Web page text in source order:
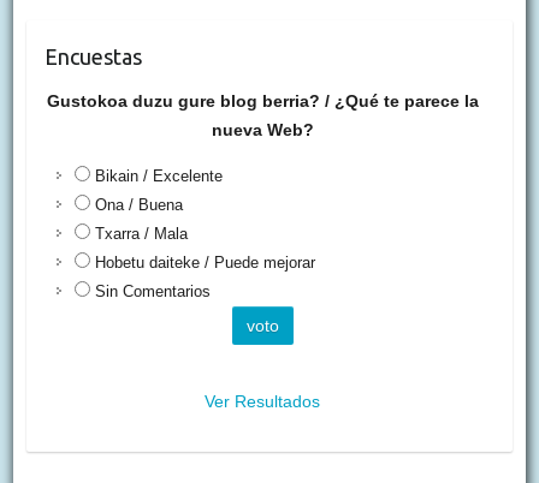
Encuestas
Gustokoa duzu gure blog berria? / ¿Qué te parece la
nueva Web?
Bikain / Excelente
Ona / Buena
Txarra / Mala
Hobetu daiteke / Puede mejorar
Sin Comentarios
Ver Resultados